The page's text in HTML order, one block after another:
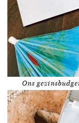
Ons